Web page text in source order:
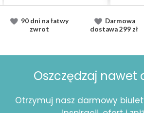
90 dni na łatwy
zwrot
Darmowa
dostawa299 zł
Oszczędzaj nawet
Otrzymuj nasz darmowy